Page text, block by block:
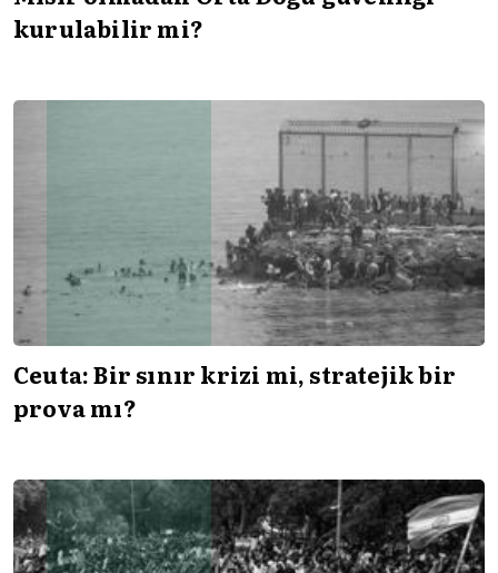
kurulabilir mi?
Ceuta: Bir sınır krizi mi, stratejik bir
prova mı?